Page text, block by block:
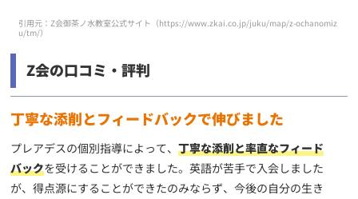
引用元：Z会御茶ノ水教室公式サイト（https://www.zkai.co.jp/juku/map/z-ochanomiz
u/tm/）
Z会の口コミ・評判
丁寧な添削とフィードバックで伸びました
プレアデスの個別指導によって、丁寧な添削と率直なフィード
バックを受けることができました。英語が苦手で入会しました
が、得点源にすることができたのみならず、今後の自分の生き